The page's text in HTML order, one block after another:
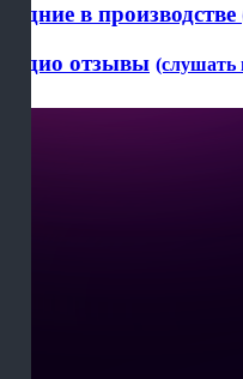
Будние в
Аудио отзывы (слушать